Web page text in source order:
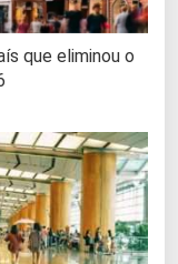
que eliminou o